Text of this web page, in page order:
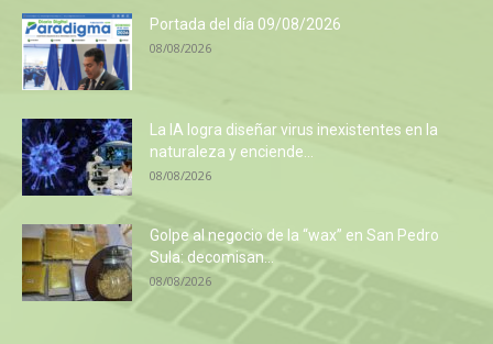
Portada del día 09/08/2026
08/08/2026
La IA logra diseñar virus inexistentes en la
naturaleza y enciende...
08/08/2026
Golpe al negocio de la “wax” en San Pedro
Sula: decomisan...
08/08/2026